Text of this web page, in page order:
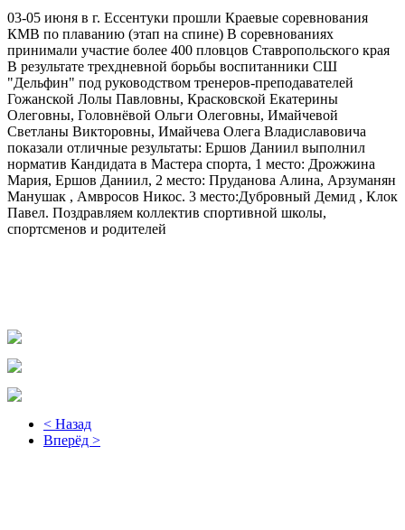
03-05 июня в г. Ессентуки прошли Краевые соревнования
КМВ по плаванию (этап на спине) В соревнованиях
принимали участие более 400 пловцов Ставропольского края
В результате трехдневной борьбы воспитанники СШ
"Дельфин" под руководством тренеров-преподавателей
Гожанской Лолы Павловны, Красковской Екатерины
Олеговны, Головнёвой Ольги Олеговны, Имайчевой
Светланы Викторовны, Имайчева Олега Владиславовича
показали отличные результаты: Ершов Даниил выполнил
норматив Кандидата в Мастера спорта, 1 место: Дрожжина
Мария, Ершов Даниил, 2 место: Пруданова Алина, Арзуманян
Манушак , Амвросов Никос. 3 место:Дубровный Демид , Клок
Павел. Поздравляем коллектив спортивной школы,
спортсменов и родителей
< Назад
Вперёд >